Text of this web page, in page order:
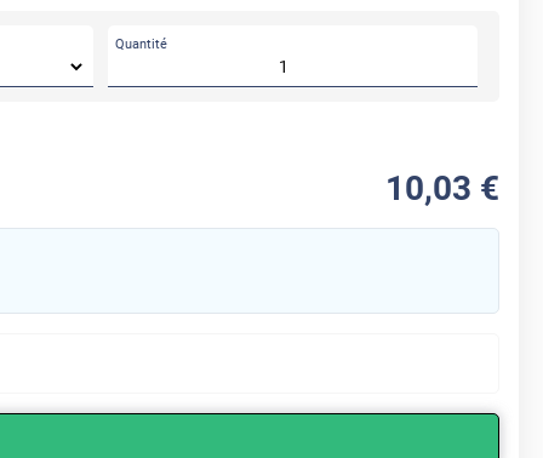
Quantité
10,03 €